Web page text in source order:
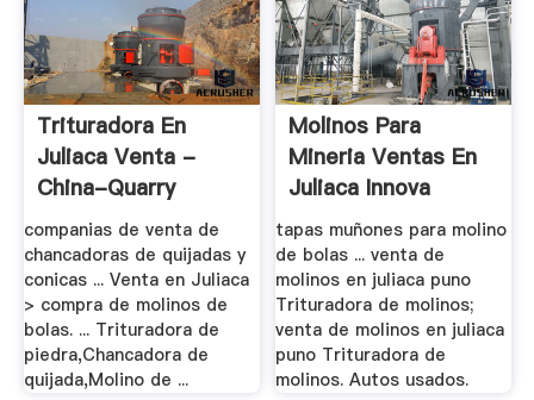
Trituradora En
Juliaca Venta -
China-Quarry
companias de venta de
chancadoras de quijadas y
conicas ... Venta en Juliaca
> compra de molinos de
bolas. ... Trituradora de
piedra,Chancadora de
quijada,Molino de ...
Molinos Para
Mineria Ventas En
Juliaca Innova
tapas muñones para molino
de bolas ... venta de
molinos en juliaca puno
Trituradora de molinos;
venta de molinos en juliaca
puno Trituradora de
molinos. Autos usados.